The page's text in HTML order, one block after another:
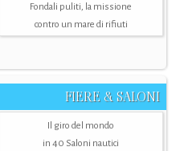
Fondali puliti, la missione
contro un mare di rifiuti
FIERE & SALONI
Il giro del mondo
in 40 Saloni nautici